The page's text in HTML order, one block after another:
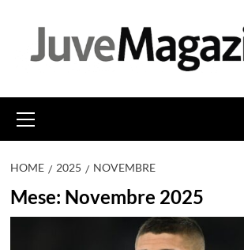
principale
HOME 2025 NOVEMBRE
Mese: Novembre 2025